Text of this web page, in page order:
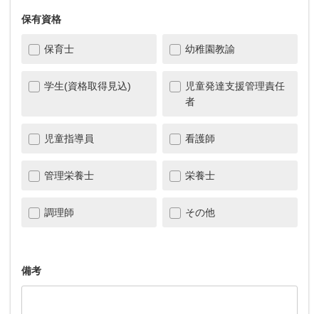
保有資格
保育士 幼稚園教諭
学生(資格取得見込)
児童発達支援管理責任
者
児童指導員 看護師
管理栄養士 栄養士
調理師 その他
備考